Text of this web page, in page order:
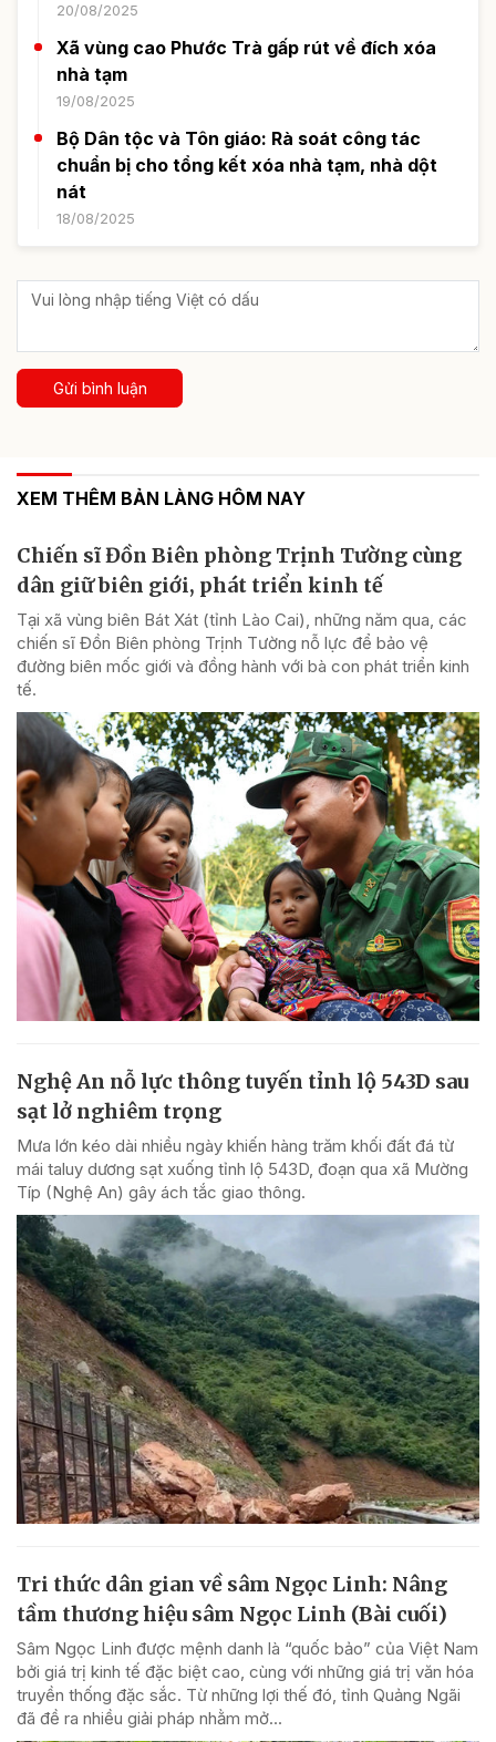
20/08/2025
Xã vùng cao Phước Trà gấp rút về đích xóa
nhà tạm
19/08/2025
Bộ Dân tộc và Tôn giáo: Rà soát công tác
chuẩn bị cho tổng kết xóa nhà tạm, nhà dột
nát
18/08/2025
Gửi bình luận
XEM THÊM BẢN LÀNG HÔM NAY
Chiến sĩ Đồn Biên phòng Trịnh Tường cùng
dân giữ biên giới, phát triển kinh tế
Tại xã vùng biên Bát Xát (tỉnh Lào Cai), những năm qua, các
chiến sĩ Đồn Biên phòng Trịnh Tường nỗ lực để bảo vệ
đường biên mốc giới và đồng hành với bà con phát triển kinh
tế.
Nghệ An nỗ lực thông tuyến tỉnh lộ 543D sau
sạt lở nghiêm trọng
Mưa lớn kéo dài nhiều ngày khiến hàng trăm khối đất đá từ
mái taluy dương sạt xuống tỉnh lộ 543D, đoạn qua xã Mường
Típ (Nghệ An) gây ách tắc giao thông.
Tri thức dân gian về sâm Ngọc Linh: Nâng
tầm thương hiệu sâm Ngọc Linh (Bài cuối)
Sâm Ngọc Linh được mệnh danh là “quốc bảo” của Việt Nam
bởi giá trị kinh tế đặc biệt cao, cùng với những giá trị văn hóa
truyền thống đặc sắc. Từ những lợi thế đó, tỉnh Quảng Ngãi
đã đề ra nhiều giải pháp nhằm mở...